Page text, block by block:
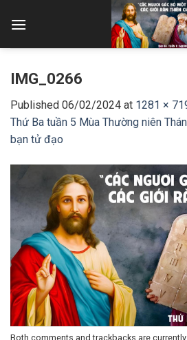
IMG_0266
Published 06/02/2024 at 1281 ×
Thứ Ba tuần 5 Mùa Thường niên
bạn tử đạo
Both comments and trackbacks are